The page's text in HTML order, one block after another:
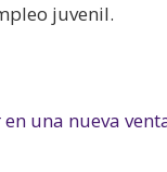
juvenil.
una nueva